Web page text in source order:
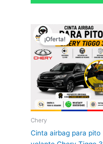
¡Oferta!
Chery
Cinta airbag para pito
precio
original
era:
$99,99.
El
precio
actual
es:
$69,99.